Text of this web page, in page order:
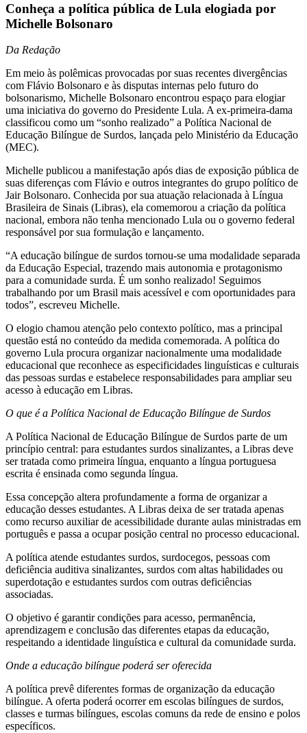
Conheça a política pública de Lula elogiada por
Michelle Bolsonaro
Da Redação
Em meio às polêmicas provocadas por suas recentes divergências
com Flávio Bolsonaro e às disputas internas pelo futuro do
bolsonarismo, Michelle Bolsonaro encontrou espaço para elogiar
uma iniciativa do governo do Presidente Lula. A ex-primeira-dama
classificou como um “sonho realizado” a Política Nacional de
Educação Bilíngue de Surdos, lançada pelo Ministério da Educação
(MEC).
Michelle publicou a manifestação após dias de exposição pública de
suas diferenças com Flávio e outros integrantes do grupo político de
Jair Bolsonaro. Conhecida por sua atuação relacionada à Língua
Brasileira de Sinais (Libras), ela comemorou a criação da política
nacional, embora não tenha mencionado Lula ou o governo federal
responsável por sua formulação e lançamento.
“A educação bilíngue de surdos tornou-se uma modalidade separada
da Educação Especial, trazendo mais autonomia e protagonismo
para a comunidade surda. É um sonho realizado! Seguimos
trabalhando por um Brasil mais acessível e com oportunidades para
todos”, escreveu Michelle.
O elogio chamou atenção pelo contexto político, mas a principal
questão está no conteúdo da medida comemorada. A política do
governo Lula procura organizar nacionalmente uma modalidade
educacional que reconhece as especificidades linguísticas e culturais
das pessoas surdas e estabelece responsabilidades para ampliar seu
acesso à educação em Libras.
O que é a Política Nacional de Educação Bilíngue de Surdos
A Política Nacional de Educação Bilíngue de Surdos parte de um
princípio central: para estudantes surdos sinalizantes, a Libras deve
ser tratada como primeira língua, enquanto a língua portuguesa
escrita é ensinada como segunda língua.
Essa concepção altera profundamente a forma de organizar a
educação desses estudantes. A Libras deixa de ser tratada apenas
como recurso auxiliar de acessibilidade durante aulas ministradas em
português e passa a ocupar posição central no processo educacional.
A política atende estudantes surdos, surdocegos, pessoas com
deficiência auditiva sinalizantes, surdos com altas habilidades ou
superdotação e estudantes surdos com outras deficiências
associadas.
O objetivo é garantir condições para acesso, permanência,
aprendizagem e conclusão das diferentes etapas da educação,
respeitando a identidade linguística e cultural da comunidade surda.
Onde a educação bilíngue poderá ser oferecida
A política prevê diferentes formas de organização da educação
bilíngue. A oferta poderá ocorrer em escolas bilíngues de surdos,
classes e turmas bilíngues, escolas comuns da rede de ensino e polos
específicos.